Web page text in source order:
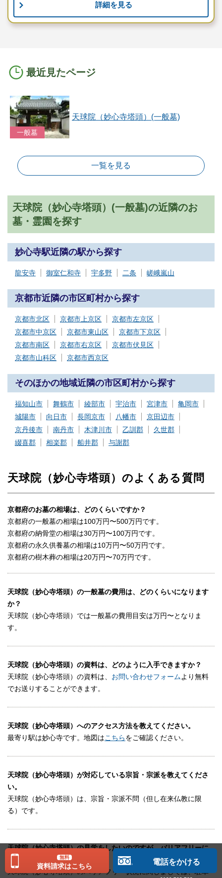
詳細を見る
最近見たページ
一般墓
天球院（妙心寺塔頭）(一般墓)
一覧を見る
天球院（妙心寺塔頭）(一般墓)の近隣のお
墓・霊園を探す
妙心寺駅近隣の駅から探す
龍安寺 御室仁和寺 宇多野 二条 嵯峨嵐山
京都市近隣の市区町村から探す
京都市北区 京都市上京区
京都市左京区
京都市中京区
京都市東山区
京都市下京区
京都市南区
京都市右京区
京都市伏見区
京都市山科区
京都市西京区
そのほかの地域近隣の市区町村から探す
福知山市 舞鶴市 綾部市 宇治市 宮津市
亀岡市
城陽市
向日市 長岡京市 八幡市
京田辺市
京丹後市
南丹市 木津川市 乙訓郡
久世郡
綴喜郡
相楽郡 船井郡 与謝郡
天球院（妙心寺塔頭）のよくある質問
京都府のお墓の相場は、どのくらいですか？
京都府の一般墓の相場は100万円〜500万円です。
京都府の納骨堂の相場は30万円〜100万円です。
京都府の永久供養墓の相場は10万円〜50万円です。
京都府の樹木葬の相場は20万円〜70万円です。
天球院（妙心寺塔頭）の一般墓の費用は、どのくらいになります
か？
天球院（妙心寺塔頭）では一般墓の費用目安は万円〜となりま
す。
天球院（妙心寺塔頭）の資料は、どのように入手できますか？
天球院（妙心寺塔頭）の資料は、 お問い合わせフォームより無料
でお送りすることができます。
天球院（妙心寺塔頭）へのアクセス方法を教えてください。
最寄り駅は妙心寺です。地図はこちらをご確認ください。
天球院（妙心寺塔頭）が対応している宗旨・宗派を教えてくださ
い。
天球院（妙心寺塔頭）は、宗旨・宗派不問（但し在来仏教に限
る）です。
天球院（妙心寺塔頭）の見学をしたいのですが、バリアフリーに
対応していますか？
天球院（妙心寺塔頭）のバリアフリー状況に関しましては、駐車
無料
資料請求はこちら 電話をかける